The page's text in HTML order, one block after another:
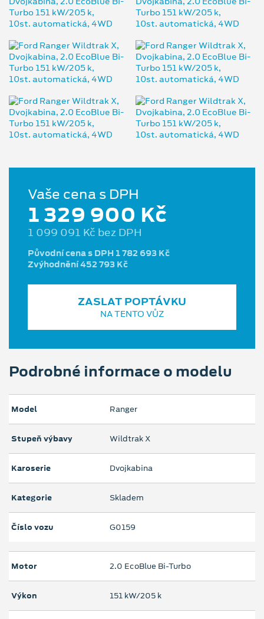
Vaše cena s DPH
1 329 900 Kč
1 099 091 Kč bez DPH
Původní cena s DPH 1 782 693 Kč
Zvýhodnění 452 793 Kč
ZASLAT POPTÁVKU
NA TENTO VŮZ
Podrobné informace o modelu
Model Ranger
Stupeň výbavy Wildtrak X
Karoserie Dvojkabina
Kategorie Skladem
Číslo vozu G0159
Motor 2.0 EcoBlue Bi-Turbo
Výkon 151 kW/205 k